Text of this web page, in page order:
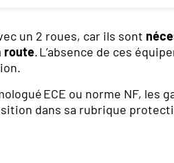
un 2 roues, car ils sont
route. L’absence de ces
ECE ou norme NF, les
dans sa rubrique